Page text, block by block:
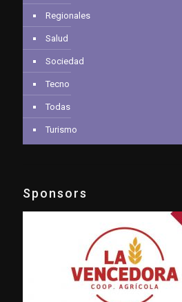
Regionales
Salud
Sociedad
Tecno
Todas
Turismo
Sponsors